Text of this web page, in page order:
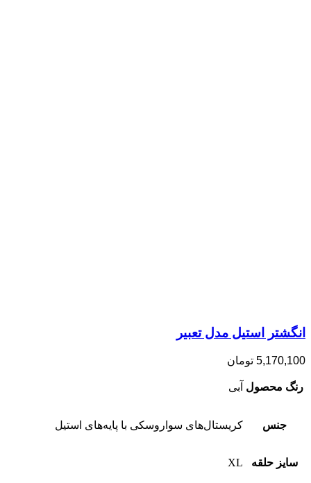
انگشتر استیل مدل تعبیر
5,170,100 تومان
رنگ محصول آبی
جنس کریستال‌های سواروسکی با پایه‌های استیل
سایز حلقه XL